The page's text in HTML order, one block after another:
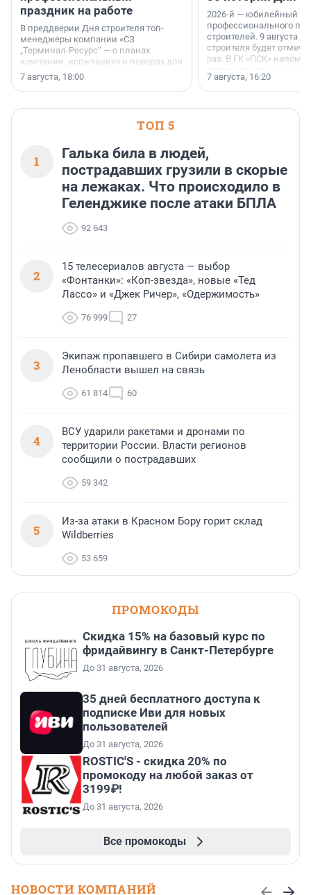
праздник на работе
В преддверии Дня строителя топ-
менеджеры компании «СЗ
„Терминал-Ресурс“ — о планах
компании, испытаниях и поводах для
осторожного оптимизма.
7 августа, 18:00
2026-й — юбилейный
профессионального
строителей. 9 августа
строителя будет
раз. В ГК «ПСК»
поменялась роль
7 августа, 16:20
ТОП 5
1
Галька била в людей,
пострадавших грузили в скорые
на лежаках. Что происходило в
Геленджике после атаки БПЛА
92 643
2
15 телесериалов августа — выбор
«Фонтанки»: «Коп-звезда», новые «Тед
Лассо» и «Джек Ричер», «Одержимость»
76 999 27
3
Экипаж пропавшего в Сибири самолета из
Ленобласти вышел на связь
61 814 60
4
ВСУ ударили ракетами и дронами по
территории России. Власти регионов
сообщили о пострадавших
59 342
5
Из-за атаки в Красном Бору горит склад
Wildberries
53 659
ПРОМОКОДЫ
Скидка 15% на базовый курс по
фридайвингу в Санкт-Петербурге
До 31 августа, 2026
35 дней бесплатного доступа к
подписке Иви для новых
пользователей
До 31 августа, 2026
ROSTIC'S - скидка 20% по
промокоду на любой заказ от
3199₽!
До 31 августа, 2026
Все промокоды
НОВОСТИ КОМПАНИЙ